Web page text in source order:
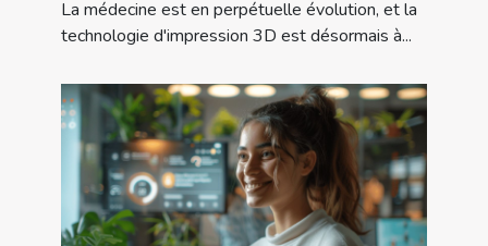
matière de prothèses
La médecine est en perpétuelle évolution, et la
technologie d'impression 3D est désormais à...